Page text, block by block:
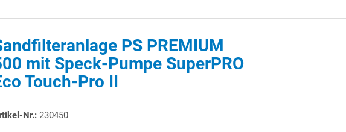
PS PREMIUM
mit Speck-Pumpe SuperPRO
Touch-Pro II
Nr.: 230450